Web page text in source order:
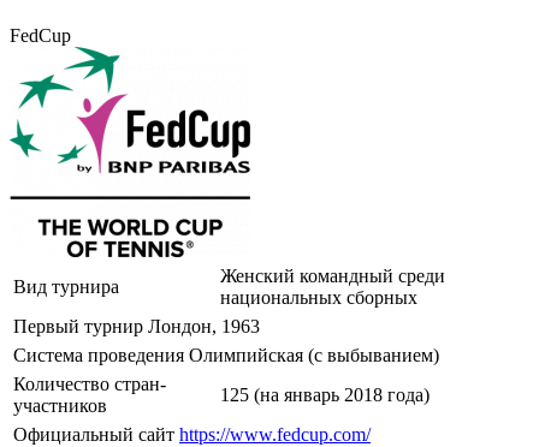
FedCup
Вид турнира
Женский командный среди
национальных сборных
Первый турнир Лондон, 1963
Система проведения Олимпийская (с выбыванием)
Количество стран-
участников
125 (на январь 2018 года)
Официальный сайт https://www.fedcup.com/